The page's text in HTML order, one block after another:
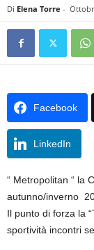
Di Elena Torre -
Facebook
LinkedIn
“ Metropolitan “ la
autunno/inverno
Il punto di forza la
sportività incontri